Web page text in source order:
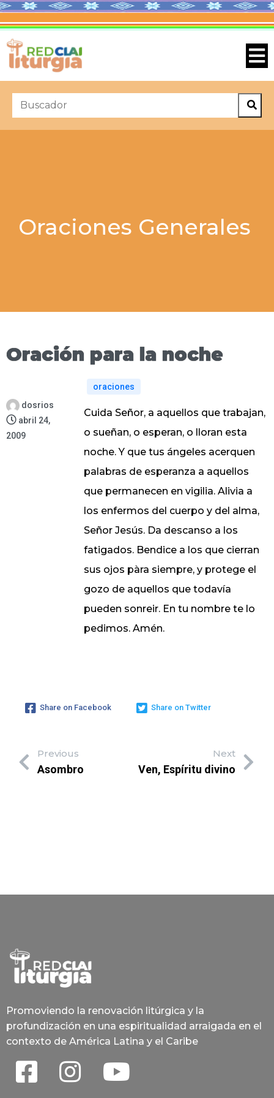
Oraciones Generales
Oración para la noche
dosrios
abril 24,
2009
oraciones
Cuida Señor, a aquellos que trabajan,
o sueñan, o esperan, o lloran esta
noche. Y que tus ángeles acerquen
palabras de esperanza a aquellos
que permanecen en vigilia. Alivia a
los enfermos del cuerpo y del alma,
Señor Jesús. Da descanso a los
fatigados. Bendice a los que cierran
sus ojos pàra siempre, y protege el
gozo de aquellos que todavía
pueden sonreir. En tu nombre te lo
pedimos. Amén.
Share on Facebook Share on Twitter
Previous
Asombro
Next
Ven, Espíritu divino
Promoviendo la renovación litúrgica y la
profundización en una espiritualidad arraigada en el
contexto de América Latina y el Caribe